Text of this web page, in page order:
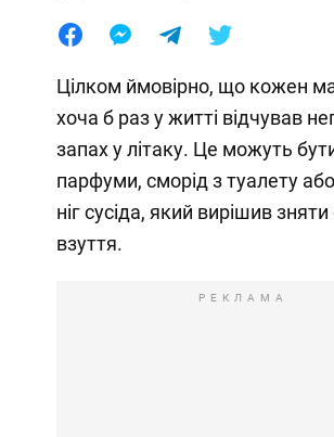
Цілком ймовірно, що кожен
хоча б раз у житті відчував
запах у літаку. Це можуть бути
парфуми, сморід з туалету
ніг сусіда, який вирішив
взуття.
РЕКЛАМА